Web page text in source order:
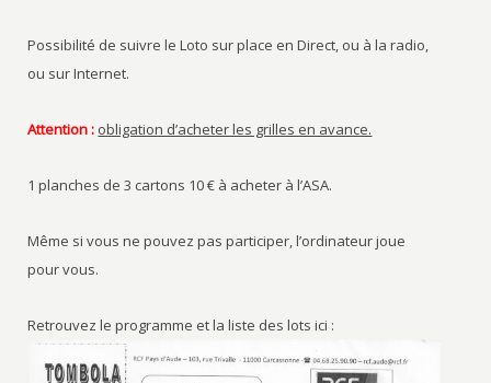
Possibilité de suivre le Loto sur place en Direct, ou à la radio,
ou sur Internet.
Attention : obligation d’acheter les grilles en avance.
1 planches de 3 cartons 10 € à acheter à l’ASA.
Même si vous ne pouvez pas participer, l’ordinateur joue
pour vous.
Retrouvez le programme et la liste des lots ici :